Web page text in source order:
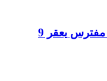
للمرة الثانية خلال ساعات.. حيوان مفترس يعقر 9